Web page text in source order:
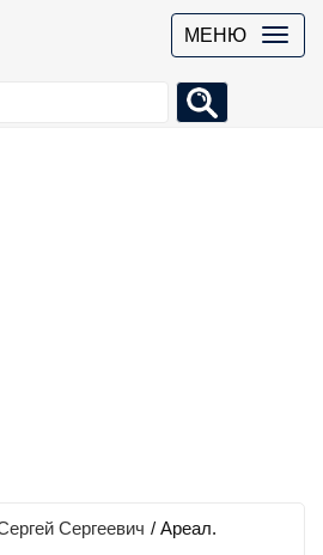
МЕНЮ
Сергеевич / Ареал.